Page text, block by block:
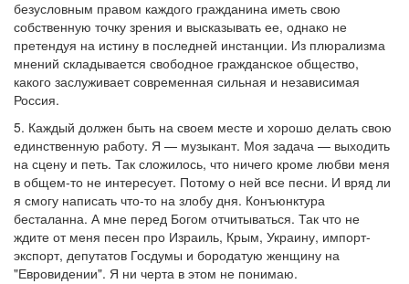
безусловным правом каждого гражданина иметь свою
собственную точку зрения и высказывать ее, однако не
претендуя на истину в последней инстанции. Из плюрализма
мнений складывается свободное гражданское общество,
какого заслуживает современная сильная и независимая
Россия.
5. Каждый должен быть на своем месте и хорошо делать свою
единственную работу. Я — музыкант. Моя задача — выходить
на сцену и петь. Так сложилось, что ничего кроме любви меня
в общем-то не интересует. Потому о ней все песни. И вряд ли
я смогу написать что-то на злобу дня. Конъюнктура
бесталанна. А мне перед Богом отчитываться. Так что не
ждите от меня песен про Израиль, Крым, Украину, импорт-
экспорт, депутатов Госдумы и бородатую женщину на
"Евровидении". Я ни черта в этом не понимаю.